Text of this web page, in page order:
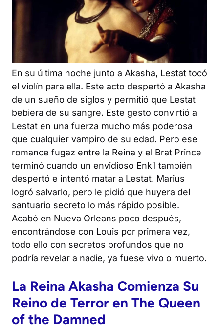
En su última noche junto a Akasha, Lestat tocó
el violín para ella. Este acto despertó a Akasha
de un sueño de siglos y permitió que Lestat
bebiera de su sangre. Este gesto convirtió a
Lestat en una fuerza mucho más poderosa
que cualquier vampiro de su edad. Pero ese
romance fugaz entre la Reina y el Brat Prince
terminó cuando un envidioso Enkil también
despertó e intentó matar a Lestat. Marius
logró salvarlo, pero le pidió que huyera del
santuario secreto lo más rápido posible.
Acabó en Nueva Orleans poco después,
encontrándose con Louis por primera vez,
todo ello con secretos profundos que no
podría revelar a nadie, ya fuese vivo o muerto.
La Reina Akasha Comienza Su
Reino de Terror en The Queen
of the Damned